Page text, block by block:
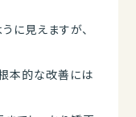
に見えますが、
本的な改善には